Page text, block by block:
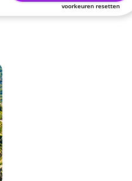
voorkeuren resetten